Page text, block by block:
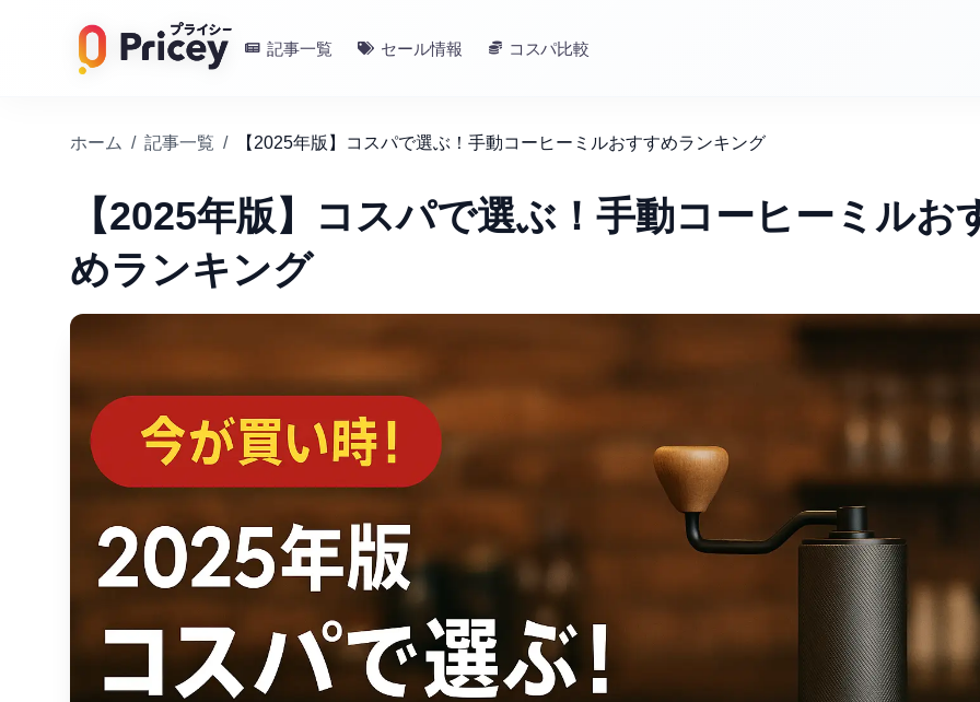
記事一覧 セール情報 コスパ比較
ホーム / 記事一覧 / 【2025年版】コスパで選ぶ！手動コーヒーミルおすすめランキング
【2025年版】コスパで選ぶ！手動コーヒーミルお
めランキング